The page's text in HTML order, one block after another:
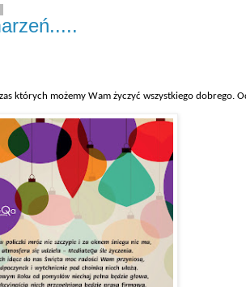
których możemy Wam życzyć wszystkiego dobrego.